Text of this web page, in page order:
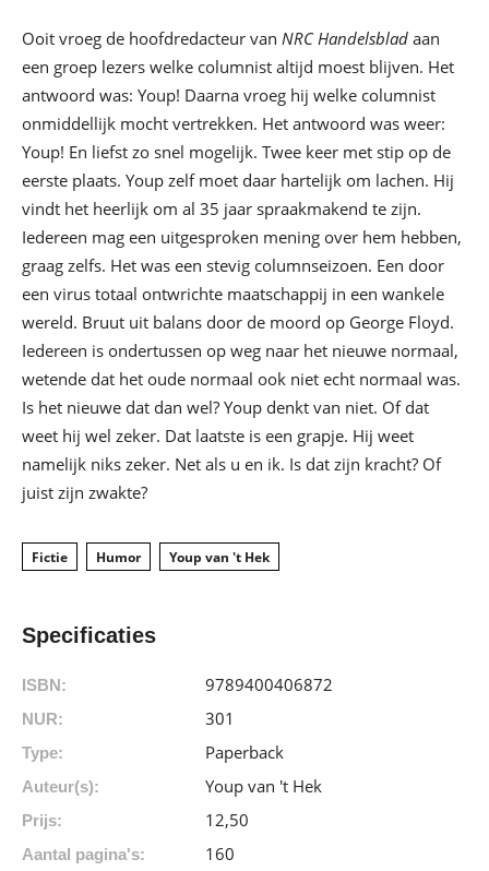
Ooit vroeg de hoofdredacteur van NRC Handelsblad aan
een groep lezers welke columnist altijd moest blijven. Het
antwoord was: Youp! Daarna vroeg hij welke columnist
onmiddellijk mocht vertrekken. Het antwoord was weer:
Youp! En liefst zo snel mogelijk. Twee keer met stip op de
eerste plaats. Youp zelf moet daar hartelijk om lachen. Hij
vindt het heerlijk om al 35 jaar spraakmakend te zijn.
Iedereen mag een uitgesproken mening over hem hebben,
graag zelfs. Het was een stevig columnseizoen. Een door
een virus totaal ontwrichte maatschappij in een wankele
wereld. Bruut uit balans door de moord op George Floyd.
Iedereen is ondertussen op weg naar het nieuwe normaal,
wetende dat het oude normaal ook niet echt normaal was.
Is het nieuwe dat dan wel? Youp denkt van niet. Of dat
weet hij wel zeker. Dat laatste is een grapje. Hij weet
namelijk niks zeker. Net als u en ik. Is dat zijn kracht? Of
juist zijn zwakte?
Fictie Humor Youp van 't Hek
Specificaties
ISBN: 9789400406872
NUR: 301
Type: Paperback
Auteur(s): Youp van 't Hek
Prijs: 12,50
Aantal pagina's: 160